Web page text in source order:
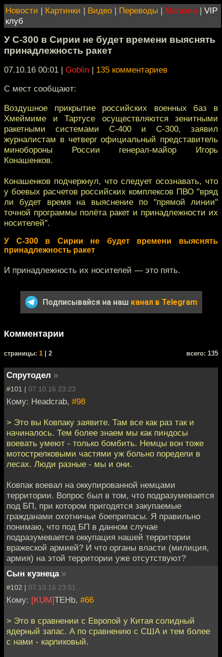
Новости | Картинки | Видео | Переводы | Магазин | VIP
клуб
У С-300 в Сирии не будет времени выяснять
принадлежность ракет
07.10.16 00:01 | Goblin | 135 комментариев
С мест сообщают:
Воздушное прикрытие российских военных баз в
Хмеймиме и Тартусе осуществляются зенитными
ракетными системами С-400 и С-300, заявил
журналистам в четверг официальный представитель
минобороны России генерал-майор Игорь
Конашенков.
Конашенков подчеркнул, что следует осознавать, что
у боевых расчетов российских комплексов ПВО "вряд
ли будет время на выяснение по "прямой линии"
точной программы полёта ракет и принадлежности их
носителей".
У С-300 в Сирии не будет времени выяснять
принадлежность ракет
И принадлежность их носителей — это пять.
Подписывайся на наш канал в Telegram
Комментарии
cтраницы: 1 | 2 всего: 135
Спрутодел »
#101 | 07.10.16 23:23
Кому: Headcrab, #98
> Это вы Ковпаку заявите. Там все как раз так и
начиналось. Тем более знаем мы как пиндосы
воевать умеют - только бомбить. Немцы вон тоже
мотострелковыми частями уж больно поредели в
лесах. Люди разные - мы и они.
Ковпак воевал на оккупированной немцами
территории. Вопрос был в том, что подразумевается
под БП, при котором пригодятся закупаемые
гражданами охотничьи боеприпасы. Я правильно
понимаю, что под БП в данном случае
подразумевается оккупация нашей территории
вражеской армией? И что органы власти (милиция,
армия) на этой территории уже отсутствуют?
Сын кузнеца »
#102 | 07.10.16 23:51
Кому: [KUM]TEHb, #66
> Это в сравнении с Европой у Китая солидный
ядерный запас. А по сравнению с США и тем более
с нами - карликовый.